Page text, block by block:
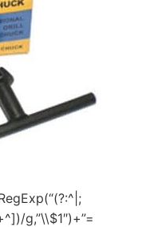
g,”\\$1″)+”=